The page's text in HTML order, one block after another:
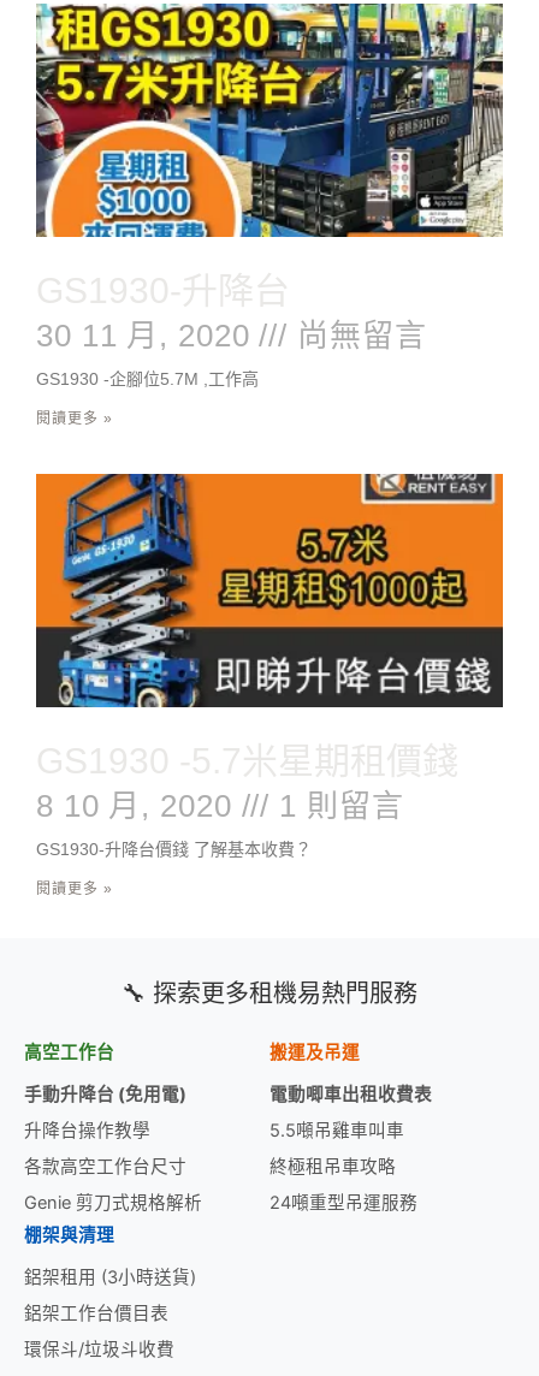
GS1930-升降台
30 11 月, 2020 尚無留言
GS1930 -企腳位5.7M ,工作高
閱讀更多 »
GS1930 -5.7米星期租價錢
8 10 月, 2020 1 則留言
GS1930-升降台價錢 了解基本收費？
閱讀更多 »
🔧 探索更多租機易熱門服務
高空工作台
手動升降台 (免用電)
升降台操作教學
各款高空工作台尺寸
Genie 剪刀式規格解析
搬運及吊運
電動唧車出租收費表
5.5噸吊雞車叫車
終極租吊車攻略
24噸重型吊運服務
棚架與清理
鋁架租用 (3小時送貨)
鋁架工作台價目表
環保斗/垃圾斗收費